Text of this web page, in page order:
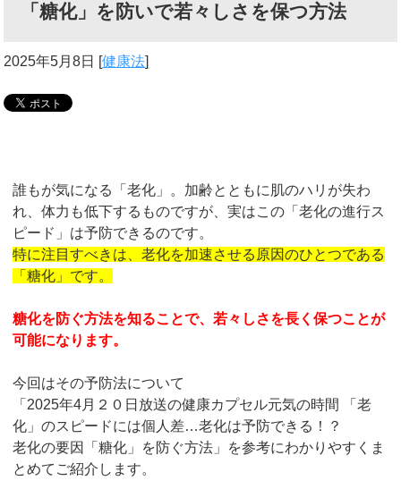
「糖化」を防いで若々しさを保つ方法
2025年5月8日 [健康法]
誰もが気になる「老化」。加齢とともに肌のハリが失わ
れ、体力も低下するものですが、実はこの「老化の進行ス
ピード」は予防できるのです。
特に注目すべきは、老化を加速させる原因のひとつである
「糖化」です。
糖化を防ぐ方法を知ることで、若々しさを長く保つことが
可能になります。
今回はその予防法について
「2025年4月２０日放送の健康カプセル元気の時間 「老
化」のスピードには個人差…老化は予防できる！？
老化の要因「糖化」を防ぐ方法」を参考にわかりやすくま
とめてご紹介します。